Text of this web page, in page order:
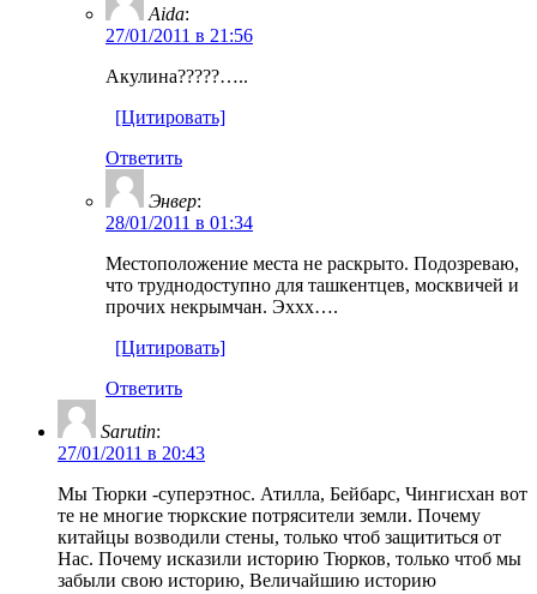
Aida:
27/01/2011 в 21:56
Акулина?????…..
[Цитировать]
Ответить
Энвер:
28/01/2011 в 01:34
Местоположение места не раскрыто. Подозреваю,
что труднодоступно для ташкентцев, москвичей и
прочих некрымчан. Эххх….
[Цитировать]
Ответить
Sarutin:
27/01/2011 в 20:43
Мы Тюрки -суперэтнос. Атилла, Бейбарс, Чингисхан вот
те не многие тюркские потрясители земли. Почему
китайцы возводили стены, только чтоб защититься от
Нас. Почему исказили историю Тюрков, только чтоб мы
забыли свою историю, Величайшию историю